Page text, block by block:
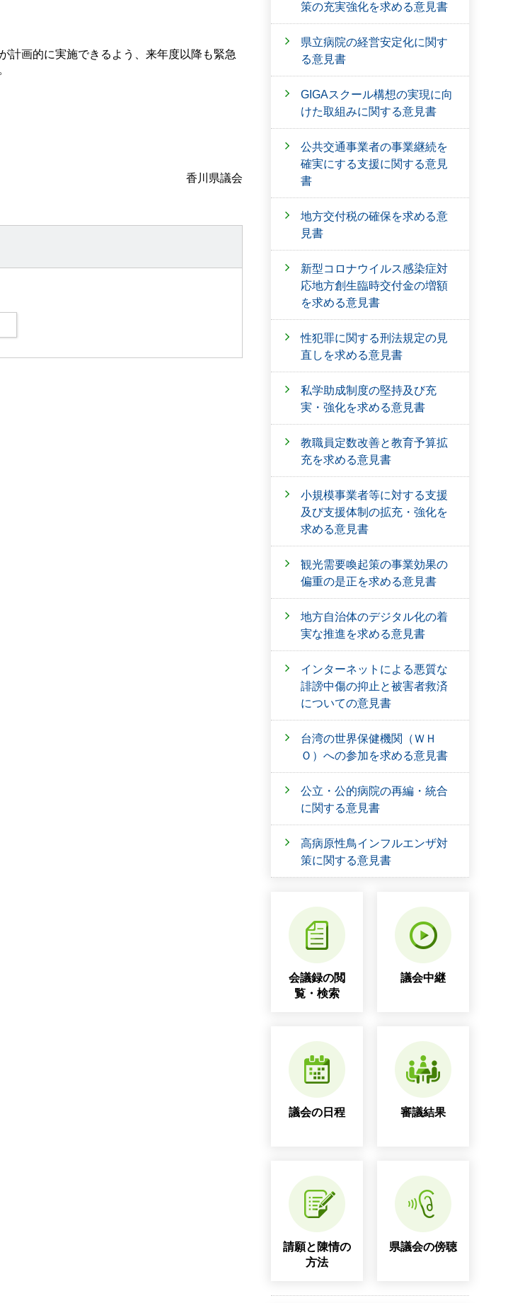
画的に実施できるよう、来年度以降も緊急
香川県議会
策の充実強化を求める意見書
県立病院の経営安定化に関す
る意見書
GIGAスクール構想の実現に向
けた取組みに関する意見書
公共交通事業者の事業継続を
確実にする支援に関する意見
書
地方交付税の確保を求める意
見書
新型コロナウイルス感染症対
応地方創生臨時交付金の増額
を求める意見書
性犯罪に関する刑法規定の見
直しを求める意見書
私学助成制度の堅持及び充
実・強化を求める意見書
教職員定数改善と教育予算拡
充を求める意見書
小規模事業者等に対する支援
及び支援体制の拡充・強化を
求める意見書
観光需要喚起策の事業効果の
偏重の是正を求める意見書
地方自治体のデジタル化の着
実な推進を求める意見書
インターネットによる悪質な
誹謗中傷の抑止と被害者救済
についての意見書
台湾の世界保健機関（ＷＨ
Ｏ）への参加を求める意見書
公立・公的病院の再編・統合
に関する意見書
高病原性鳥インフルエンザ対
策に関する意見書
会議録の閲
覧・検索
議会中継
議会の日程 審議結果
請願と陳情の
方法
県議会の傍聴